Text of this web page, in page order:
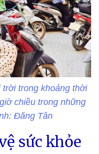
trong khoảng thời
chiều trong những
Đăng Tân
sức khỏe